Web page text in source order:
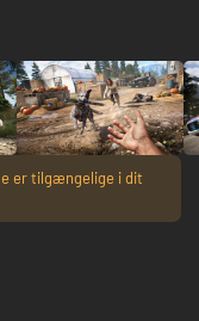
er tilgængelige i dit